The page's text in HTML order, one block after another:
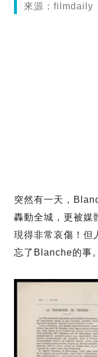
來源：filmdaily
突然有一天，
轟動全城，更被媒
現得非常哀傷！但
忘了Blanche的事。